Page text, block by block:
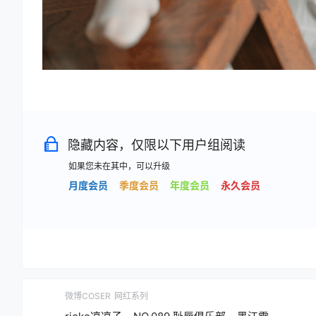
隐藏内容，仅限以下用户组阅读
如果您未在其中，可以升级
月度会员 季度会员 年度会员 永久会员
微博COSER 网红系列